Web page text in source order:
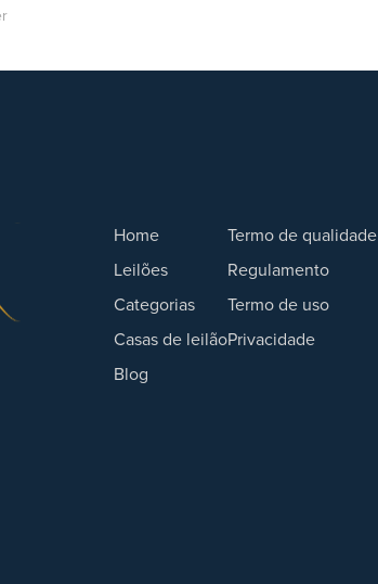
Home
Leilões
Categorias
Casas de leilão
Blog
Termo de qualidade
Regulamento
Termo de uso
Privacidade